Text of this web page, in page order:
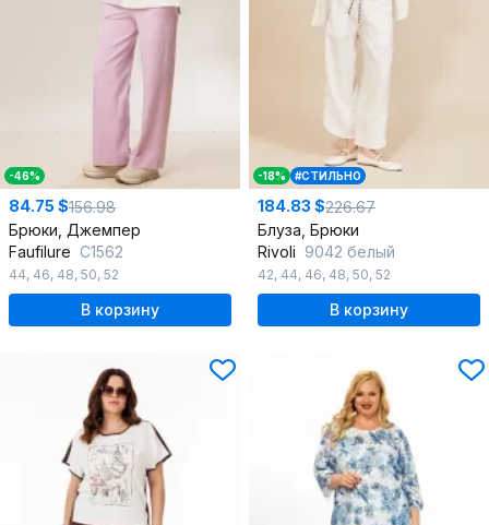
-46%
84.75 $156.98
Брюки, Джемпер
Faufilure С1562
44, 46, 48, 50, 52
В корзину
-18% #СТИЛЬНО
184.83 $226.67
Блуза, Брюки
Rivoli 9042 белый
42, 44, 46, 48, 50, 52
В корзину